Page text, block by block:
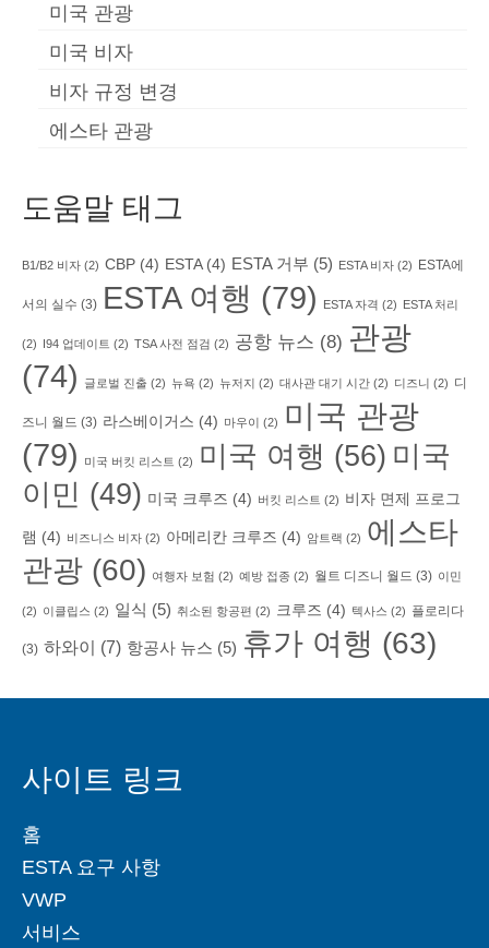
미국 관광
미국 비자
비자 규정 변경
에스타 관광
도움말 태그
B1/B2 비자 (2) CBP (4) ESTA(4) ESTA 거부 (5) ESTA 비자 (2) ESTA에
서의 실수 (3) ESTA 여행 (79) ESTA 자격 (2) ESTA 처리
(2) I94 업데이트 (2) TSA 사전 점검 (2) 공항 뉴스 (8) 관광
(74)
글로벌 진출 (2) 뉴욕 (2) 뉴저지 (2) 대사관 대기 시간 (2) 디즈니 (2) 디
즈니 월드 (3) 라스베이거스 (4) 마우이 (2)
미국 관광
(79)
미국 버킷 리스트 (2) 미국 여행 (56) 미국
이민 (49) 미국 크루즈 (4) 버킷 리스트 (2) 비자 면제 프로그
램 (4) 비즈니스 비자 (2) 아메리칸 크루즈 (4) 암트랙 (2) 에스타
관광 (60) 여행자 보험 (2) 예방 접종 (2) 월트 디즈니 월드 (3) 이민
(2) 이클립스 (2) 일식 (5) 취소된 항공편 (2) 크루즈 (4) 텍사스 (2) 플로리다
(3) 하와이 (7) 항공사 뉴스 (5) 휴가 여행 (63)
사이트 링크
홈
ESTA 요구 사항
VWP
서비스